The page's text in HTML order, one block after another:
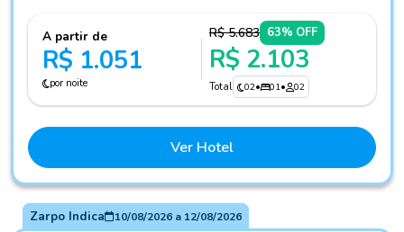
A partir de
R$ 1.051
por noite
R$ 5.683 63% OFF
R$ 2.103
Total 02• 01• 02
Ver Hotel
Zarpo Indica 10/08/2026a 12/08/2026